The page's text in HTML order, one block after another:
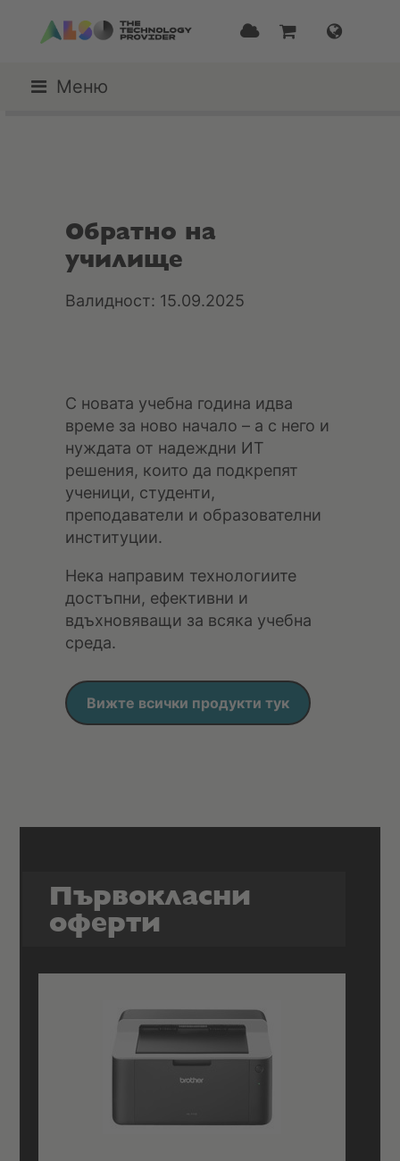
Меню
Обратно на
училище
Валидност: 15.09.2025
С новата учебна година идва
време за ново начало – а с него и
нуждата от надеждни ИТ
решения, които да подкрепят
ученици, студенти,
преподаватели и образователни
институции.
Нека направим технологиите
достъпни, ефективни и
вдъхновяващи за всяка учебна
среда.
Вижте всички продукти тук
Първокласни
оферти